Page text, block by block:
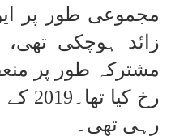
مشترکہ طور پر
رخ کیا تھا۔
رہی تھی۔